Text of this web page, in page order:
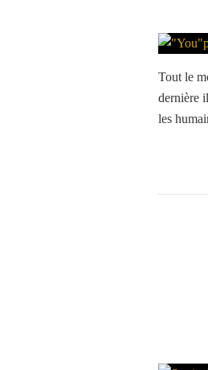
Tout le
dernière
les